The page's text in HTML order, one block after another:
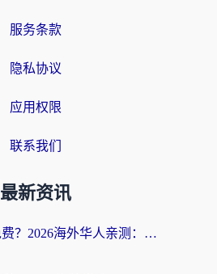
服务条款
隐私协议
应用权限
联系我们
最新资讯
Mac翻墙回国免费？2026海外华人亲测：从CCTV5直播到国内APP，这样选加速器才靠谱